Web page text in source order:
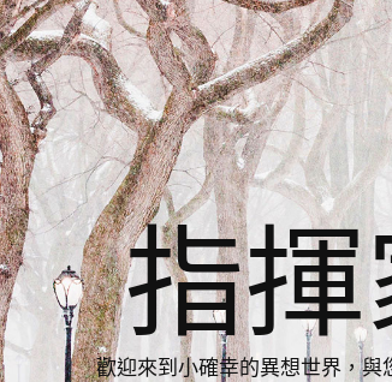
指
歡迎來到小確幸的異想世界，